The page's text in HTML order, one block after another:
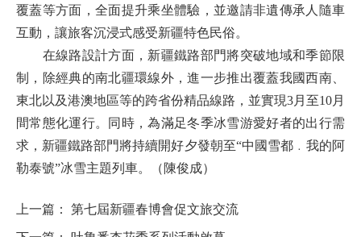
覆蓋等方面，全面提升乘坐體驗，並邀請非遺傳承人隨車
互動，讓旅客沉浸式感受新疆特色民俗。
在線路設計方面，新疆鐵路部門將突破地域和季節限
制，除經典的南北疆環線外，進一步推出覆蓋我國西南、
東北以及港澳地區等的跨省份精品線路，並實現3月至10月
間常態化運行。同時，為滿足冬季冰雪游愛好者的出行需
求，新疆鐵路部門將持續開好夕發朝至“中國雪都﹒我的阿
勒泰號”冰雪主題列車。（陳俊成）
上一篇： 第七屆新疆春博會促文旅交流